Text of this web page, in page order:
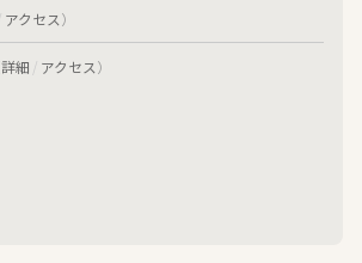
アクセス）
詳細 / アクセス）